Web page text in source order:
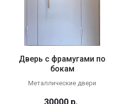
Дверь с фрамугами по
бокам
Металлические двери
30000 р.